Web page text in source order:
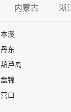
内蒙古 浙
本溪
丹东
葫芦岛
盘锦
营口